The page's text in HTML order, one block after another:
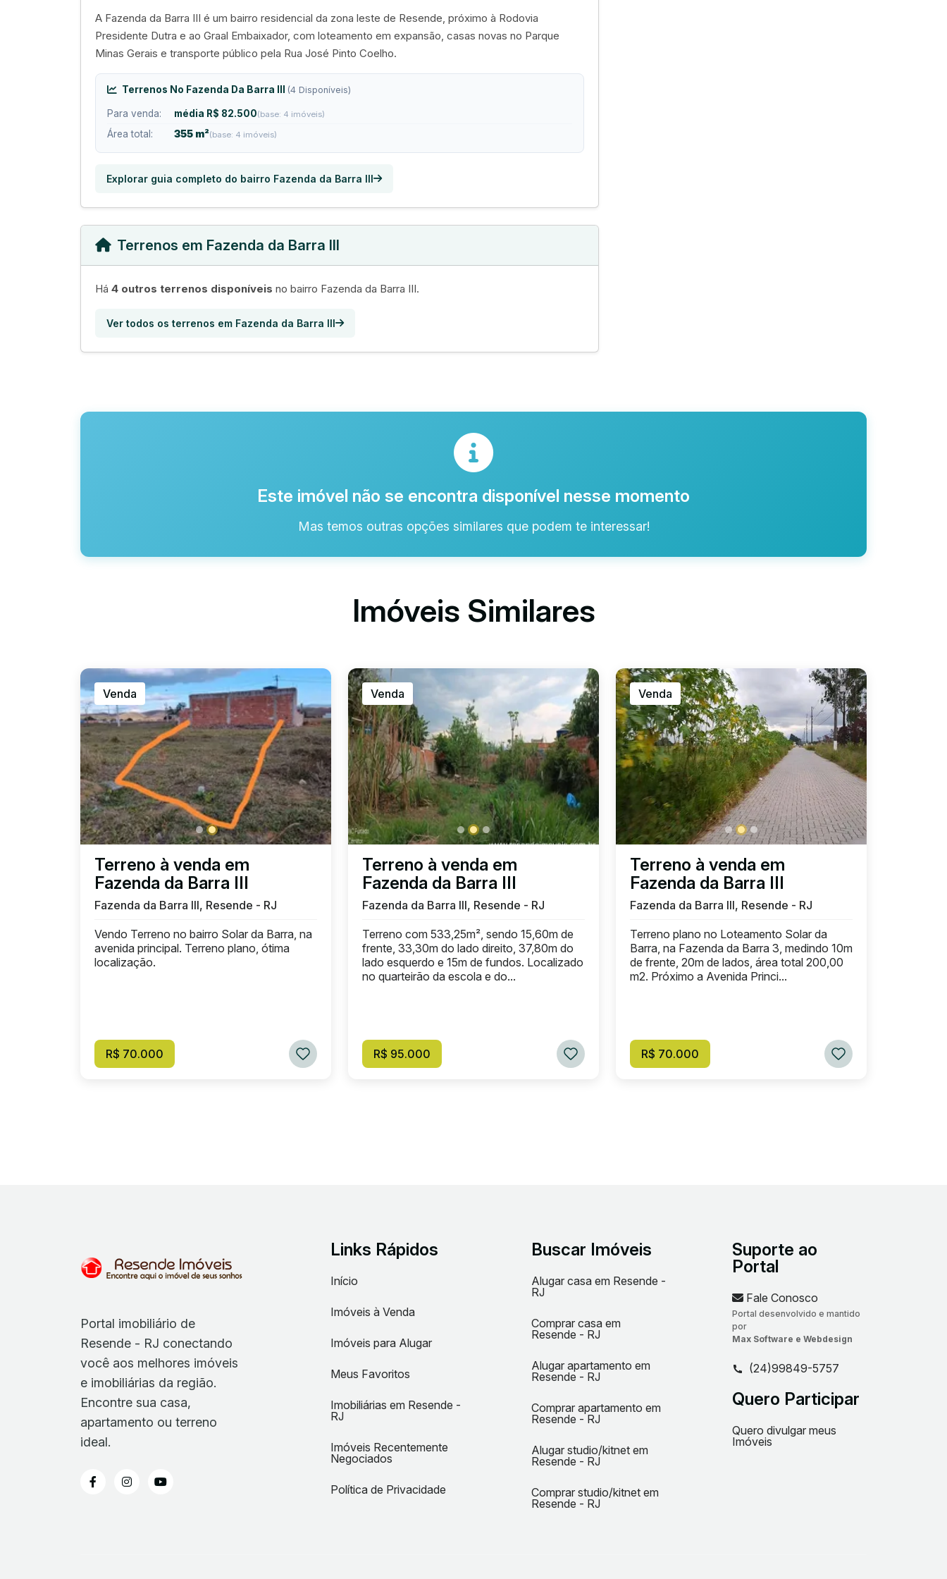
A Fazenda da Barra III é um bairro residencial da zona leste de Resende, próximo à Rodovia
Presidente Dutra e ao Graal Embaixador, com loteamento em expansão, casas novas no Parque
Minas Gerais e transporte público pela Rua José Pinto Coelho.
Terrenos No Fazenda Da Barra III (4 Disponíveis)
Para venda: média R$ 82.500(base: 4 imóveis)
Área total: 355 m²(base: 4 imóveis)
Explorar guia completo do bairro Fazenda da Barra III
Terrenos em Fazenda da Barra III
Há 4 outros terrenos disponíveis no bairro Fazenda da Barra III.
Ver todos os terrenos em Fazenda da Barra III
Este imóvel não se encontra disponível nesse momento
Mas temos outras opções similares que podem te interessar!
Imóveis Similares
Venda
Terreno à venda em
Fazenda da Barra III
Fazenda da Barra III, Resende - RJ
Vendo Terreno no bairro Solar da Barra, na
avenida principal. Terreno plano, ótima
localização.
R$ 70.000
Venda
Terreno à venda em
Fazenda da Barra III
Fazenda da Barra III, Resende - RJ
Terreno com 533,25m², sendo 15,60m de
frente, 33,30m do lado direito, 37,80m do
lado esquerdo e 15m de fundos. Localizado
no quarteirão da escola e do...
R$ 95.000
Venda
Terreno à venda em
Fazenda da Barra III
Fazenda da Barra III, Resende - RJ
Terreno plano no Loteamento Solar da
Barra, na Fazenda da Barra 3, medindo 10m
de frente, 20m de lados, área total 200,00
m2. Próximo a Avenida Princi...
R$ 70.000
Portal imobiliário de
Resende - RJ conectando
você aos melhores imóveis
e imobiliárias da região.
Encontre sua casa,
apartamento ou terreno
ideal.
Links Rápidos
Início
Imóveis à Venda
Imóveis para Alugar
Meus Favoritos
Imobiliárias em Resende -
RJ
Imóveis Recentemente
Negociados
Política de Privacidade
Buscar Imóveis
Alugar casa em Resende -
RJ
Comprar casa em
Resende - RJ
Alugar apartamento em
Resende - RJ
Comprar apartamento em
Resende - RJ
Alugar studio/kitnet em
Resende - RJ
Comprar studio/kitnet em
Resende - RJ
Suporte ao
Portal
Fale Conosco
Portal desenvolvido e mantido
por
Max Software e Webdesign
(24)99849-5757
Quero Participar
Quero divulgar meus
Imóveis